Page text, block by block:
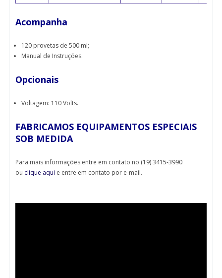
Acompanha
120 provetas de 500 ml;
Manual de Instruções.
Opcionais
Voltagem: 110 Volts.
FABRICAMOS EQUIPAMENTOS ESPECIAIS
SOB MEDIDA
Para mais informações entre em contato no (19) 3415-3990
ou clique aqui e entre em contato por e-mail.